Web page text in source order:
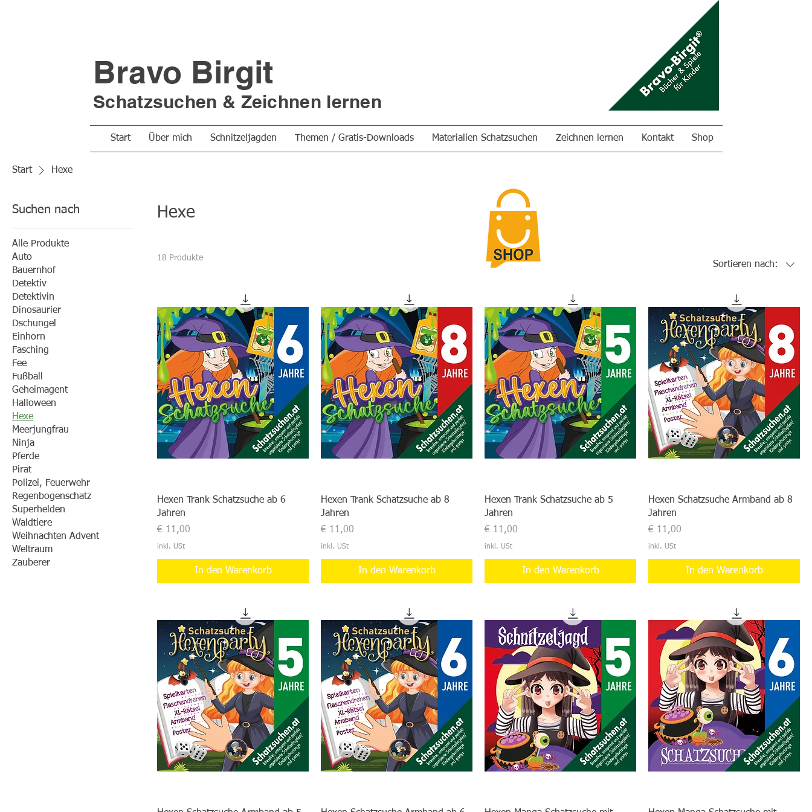
Bravo Birgit
Schatzsuchen & Zeichnen lernen
Start Über mich Schnitzeljagden Themen / Gratis-Downloads Materialien Schatzsuchen Zeichnen lernen Kontakt Shop
Start Hexe
Suchen nach
Alle Produkte
Auto
Bauernhof
Detektiv
Detektivin
Dinosaurier
Dschungel
Einhorn
Fasching
Fee
Fußball
Geheimagent
Halloween
Hexe
Meerjungfrau
Ninja
Pferde
Pirat
Polizei, Feuerwehr
Regenbogenschatz
Superhelden
Waldtiere
Weihnachten Advent
Weltraum
Zauberer
Hexe
18 Produkte
Sortieren nach:
Hexen Trank Schatzsuche ab 6
Jahren
Preis
€ 11,00
inkl. USt
In den Warenkorb
Hexen Trank Schatzsuche ab 8
Jahren
Preis
€ 11,00
inkl. USt
In den Warenkorb
Hexen Trank Schatzsuche ab 5
Jahren
Preis
€ 11,00
inkl. USt
In den Warenkorb
Hexen Schatzsuche Armband ab 8
Jahren
Preis
€ 11,00
inkl. USt
In den Warenkorb